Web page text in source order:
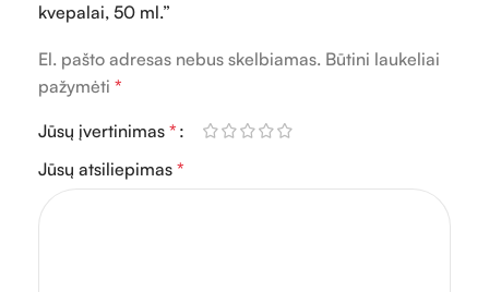
kvepalai, 50 ml.”
El. pašto adresas nebus skelbiamas. Būtini laukeliai
pažymėti *
Jūsų įvertinimas *
Jūsų atsiliepimas *